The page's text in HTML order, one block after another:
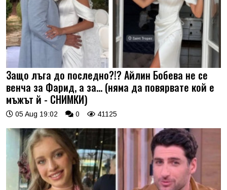
Защо лъга до последно?!? Айлин Бобева не се
венча за Фарид, а за... (няма да повярвате кой е
мъжът й - СНИМКИ)
05 Aug 19:02 0 41125